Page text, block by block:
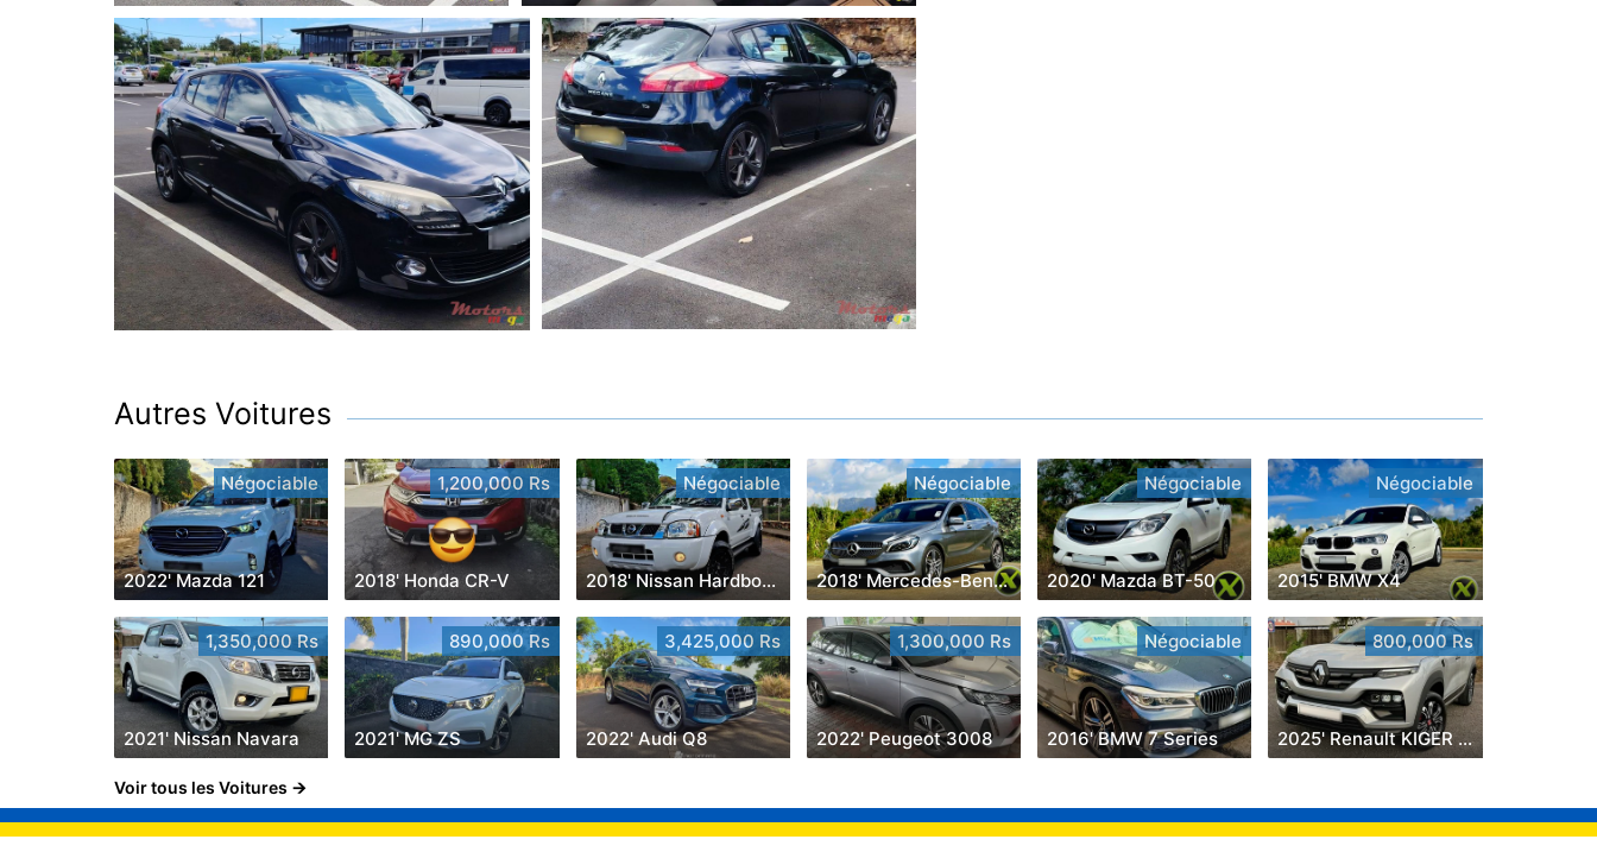
Autres Voitures
Négociable
2022' Mazda 121
1,200,000 Rs
2018' Honda CR-V
Négociable
2018' Nissan Hardbody
Négociable
2018' Mercedes-Benz A 200
Négociable
2020' Mazda BT-50
Négociable
2015' BMW X4
1,350,000 Rs
2021' Nissan Navara
890,000 Rs
2021' MG ZS
3,425,000 Rs
2022' Audi Q8
1,300,000 Rs
2022' Peugeot 3008
Négociable
2016' BMW 7 Series
800,000 Rs
2025' Renault KIGER INTENS
Voir tous les Voitures